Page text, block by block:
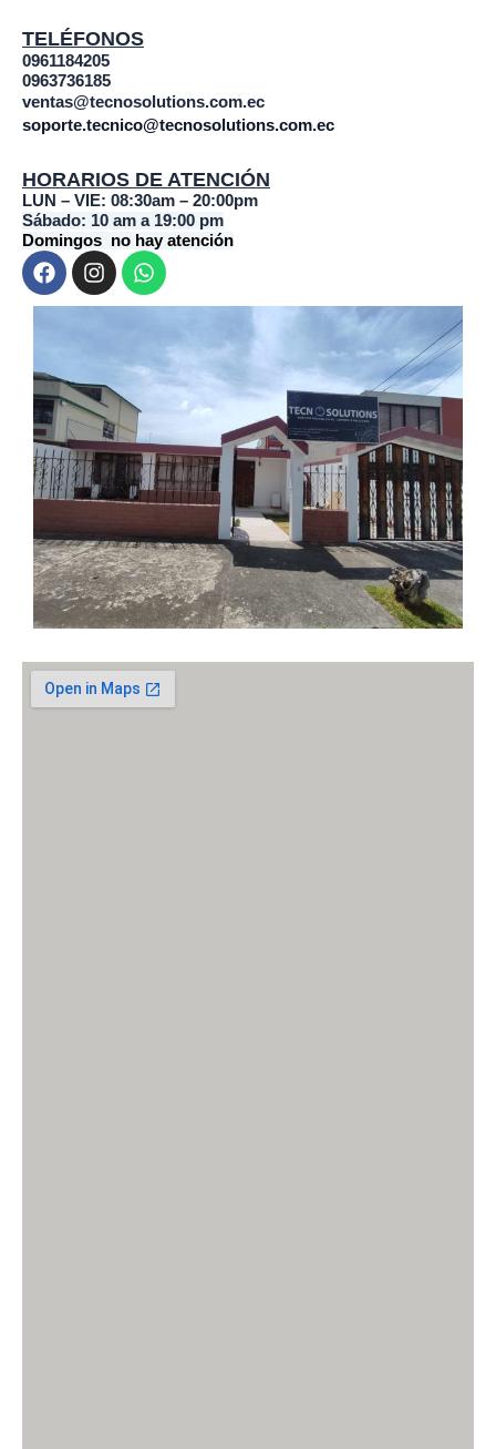
TELÉFONOS
0961184205
0963736185
ventas@tecnosolutions.com.ec
soporte.tecnico@tecnosolutions.com.ec
HORARIOS DE ATENCIÓN
LUN – VIE: 08:30am – 20:00pm
Sábado: 10 am a 19:00 pm
Domingos no hay atención
F
a
c
o
o
k
I
n
s
r
a
m
W
h
a
a